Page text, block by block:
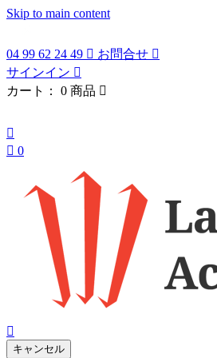
Skip to main content
04 99 62 24 49  お問合せ 
サインイン 
カート：
0 商品 

 0

キャンセル